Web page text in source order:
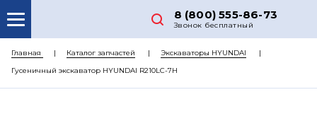
8 (800) 555-86-73
Звонок бесплатный
О НАС
КАТАЛОГ ЗАПЧАСТЕЙ
Главная Каталог запчастей
Экскаваторы HYUNDAI
Гусеничный экскаватор HYUNDAI R210LC-7H